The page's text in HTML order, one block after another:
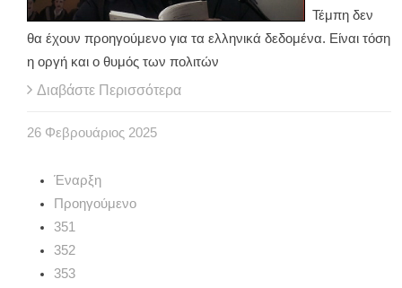
Τέμπη δεν
θα έχουν προηγούμενο για τα ελληνικά δεδομένα. Είναι τόση
η οργή και ο θυμός των πολιτών
Διαβάστε Περισσότερα
26 Φεβρουάριος 2025
Έναρξη
Προηγούμενο
351
352
353